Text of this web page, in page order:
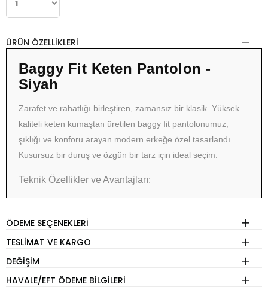
ÜRÜN ÖZELLIKLERI
Baggy Fit Keten Pantolon -
Siyah
Zarafet ve rahatlığı birleştiren, zamansız bir klasik. Yüksek
kaliteli keten kumaştan üretilen baggy fit pantolonumuz,
şıklığı ve konforu arayan modern erkeğe özel tasarlandı.
Kusursuz bir duruş ve özgün bir tarz için ideal seçim.
Teknik Özellikler ve Avantajları:
Rahat Baggy Fit Kesim
Nefes Alabilir ve Hafif Yapı
Yüksek Kaliteli Dikişler
ÖDEME SEÇENEKLERI
TESLIMAT VE KARGO
DEĞIŞIM
HAVALE/EFT ÖDEME BILGILERI